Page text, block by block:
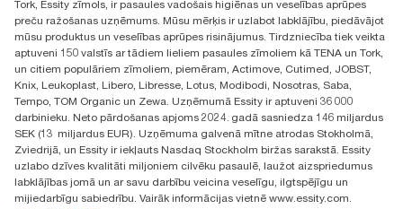
Atrast izplatītāju
Ulbrokas street 19A
Riga, Latvija
LV-1028
Tork, Essity zīmols, ir pasaules vadošais higiēnas un veselības aprūpes
preču ražošanas uzņēmums. Mūsu mērķis ir uzlabot labklājību, piedāvājot
mūsu produktus un veselības aprūpes risinājumus. Tirdzniecība tiek veikta
aptuveni 150 valstīs ar tādiem lieliem pasaules zīmoliem kā TENA un Tork,
un citiem populāriem zīmoliem, piemēram, Actimove, Cutimed, JOBST,
Knix, Leukoplast, Libero, Libresse, Lotus, Modibodi, Nosotras, Saba,
Tempo, TOM Organic un Zewa. Uzņēmumā Essity ir aptuveni 36 000
darbinieku. Neto pārdošanas apjoms 2024. gadā sasniedza 146 miljardus
SEK (13 miljardus EUR). Uzņēmuma galvenā mītne atrodas Stokholmā,
Zviedrijā, un Essity ir iekļauts Nasdaq Stockholm biržas sarakstā. Essity
uzlabo dzīves kvalitāti miljoniem cilvēku pasaulē, laužot aizspriedumus
labklājības jomā un ar savu darbību veicina veselīgu, ilgtspējīgu un
mijiedarbīgu sabiedrību. Vairāk informācijas vietnē www.essity.com.